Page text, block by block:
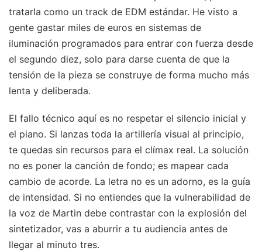
tratarla como un track de EDM estándar. He visto a
gente gastar miles de euros en sistemas de
iluminación programados para entrar con fuerza desde
el segundo diez, solo para darse cuenta de que la
tensión de la pieza se construye de forma mucho más
lenta y deliberada.
El fallo técnico aquí es no respetar el silencio inicial y
el piano. Si lanzas toda la artillería visual al principio,
te quedas sin recursos para el clímax real. La solución
no es poner la canción de fondo; es mapear cada
cambio de acorde. La letra no es un adorno, es la guía
de intensidad. Si no entiendes que la vulnerabilidad de
la voz de Martin debe contrastar con la explosión del
sintetizador, vas a aburrir a tu audiencia antes de
llegar al minuto tres.